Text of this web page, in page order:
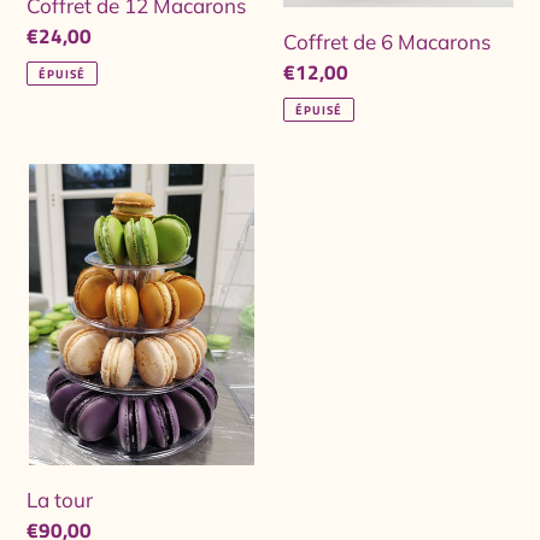
Coffret de 12 Macarons
Prix
normal
€24,00
ÉPUISÉ
Coffret de 6 Macarons
Prix
normal
€12,00
ÉPUISÉ
La
tour
La tour
Prix
€90,00